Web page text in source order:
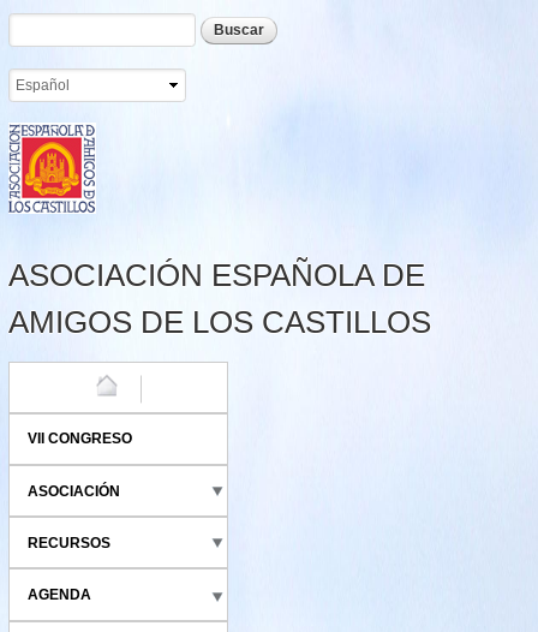
Pasar al
contenido
Formulario de búsqueda
Buscar
ASOCIACIÓN ESPAÑOLA DE
AMIGOS DE LOS CASTILLOS
VII CONGRESO
ASOCIACIÓN
RECURSOS
AGENDA